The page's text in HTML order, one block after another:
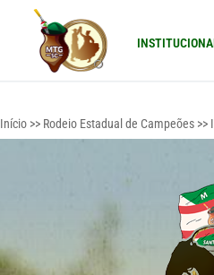
Início >> Rodeio Estadual de Campeões >>